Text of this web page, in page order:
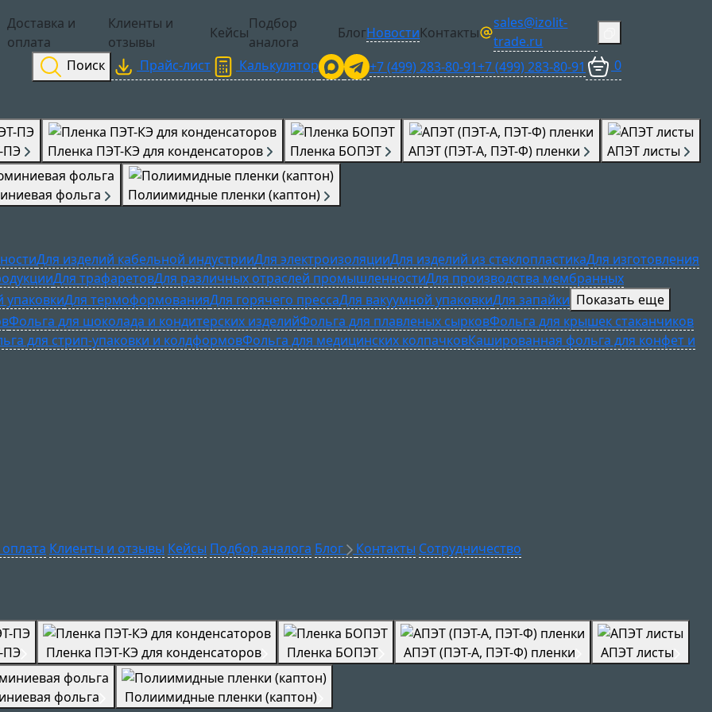
Доставка и
оплата
Клиенты и
отзывы
Кейсы
Подбор
аналога
БлогНовостиКонтакты
sales@izolit-
trade.ru
Поиск Прайс-лист Калькулятор +7 (499) 283-80-91+7 (499) 283-80-91 0
ПЭ Пленка ПЭТ-КЭ для конденсаторов Пленка БОПЭТ АПЭТ (ПЭТ-А, ПЭТ-Ф) пленки АПЭТ листы
фольга Полиимидные пленки (каптон)
Для изделий кабельной индустрииДля электроизоляцииДля изделий из стеклопластикаДля изготовления
Для трафаретовДля различных отраслей промышленностиДля производства мембранных
упаковкиДля термоформованияДля горячего прессаДля вакуумной упаковкиДля запайки Показать еще
Фольга для шоколада и кондитерских изделийФольга для плавленых сырковФольга для крышек стаканчиков
для стрип-упаковки и колдформовФольга для медицинских колпачковКашированная фольга для конфет и
Клиенты и отзывы Кейсы Подбор аналога Блог Контакты Сотрудничество
ПЭ Пленка ПЭТ-КЭ для конденсаторов Пленка БОПЭТ АПЭТ (ПЭТ-А, ПЭТ-Ф) пленки АПЭТ листы
фольга
Полиимидные пленки (каптон)